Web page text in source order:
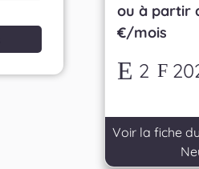
ou à partir
€/mois
2
Voir la fiche